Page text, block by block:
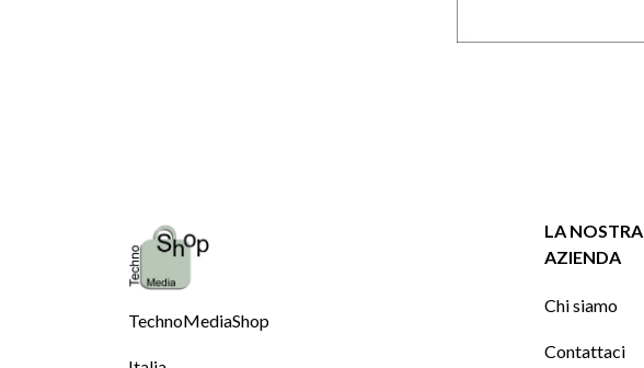
TechnoMediaShop
LA NOSTRA
AZIENDA
Chi siamo
Contattaci